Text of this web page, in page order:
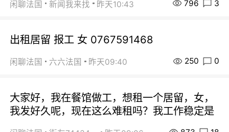
闲聊法国 新闻我来找 昨天10:43 796 3
出租居留 报工 女 0767591468
闲聊法国 六六法国 昨天09:40 250 0
大家好，我在餐馆做工，想租一个居留，女，
我发好久呢，现在这么难租吗？我工作稳定是